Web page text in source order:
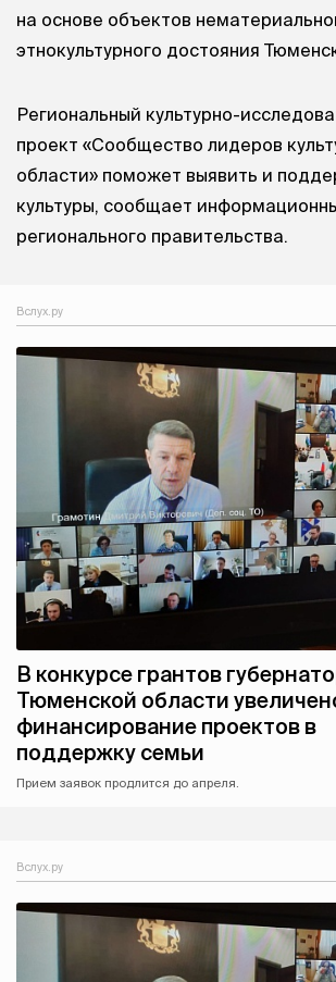
на основе объектов
этнокультурного достояния
Региональный культурно-
проект «Сообщество лидеров
области» поможет выявить и
культуры, сообщает
регионального правительства.
Вслух.ру
В конкурсе грантов
Тюменской области
финансирование проектов в
поддержку семьи
Прием заявок продлится до апреля.
Вслух.ру